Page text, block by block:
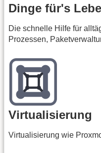
Dinge für's
Die schnelle Hilfe für
Prozessen,
Virtualisierung
Virtualisierung wie